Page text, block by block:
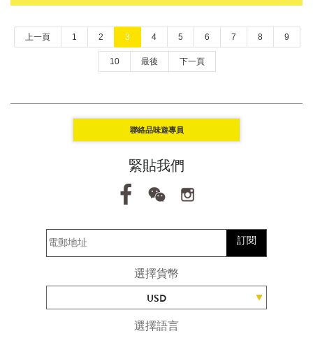
上一頁 1 2 3 4 5 6 7 8 9
10 最後 下一頁
聯絡品味遊專員
緊貼我們
訂閱
選擇貨幣
USD
選擇語言